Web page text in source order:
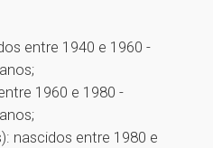
entre 1940 e 1960 -
1960 e 1980 -
nascidos entre 1980 e